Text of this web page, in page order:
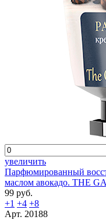
увеличить
Парфюмированный
маслом авокадо. THE
99 руб.
+1 +4 +8
Арт. 20188